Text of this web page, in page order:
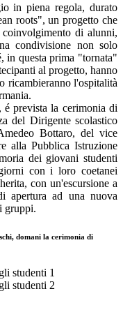
in piena regola, durato
roots", un progetto che
coinvolgimento di alunni,
condivisione non solo
in questa prima "tornata"
al progetto, hanno
ricambieranno l'ospitalità
prevista la cerimonia di
del Dirigente scolastico
Bottaro, del vice
alla Pubblica Istruzione
dei giovani studenti
con i loro coetanei
con un'escursione a
apertura ad una nuova
gruppi.
domani la cerimonia di